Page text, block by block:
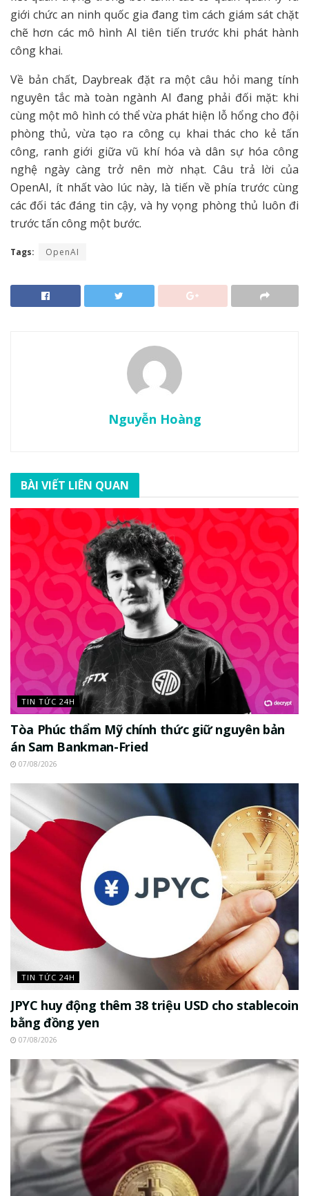
giới chức an ninh quốc gia đang tìm cách giám sát chặt
chẽ hơn các mô hình AI tiên tiến trước khi phát hành
công khai.
Về bản chất, Daybreak đặt ra một câu hỏi mang tính
nguyên tắc mà toàn ngành AI đang phải đối mặt: khi
cùng một mô hình có thể vừa phát hiện lỗ hổng cho đội
phòng thủ, vừa tạo ra công cụ khai thác cho kẻ tấn
công, ranh giới giữa vũ khí hóa và dân sự hóa công
nghệ ngày càng trở nên mờ nhạt. Câu trả lời của
OpenAI, ít nhất vào lúc này, là tiến về phía trước cùng
các đối tác đáng tin cậy, và hy vọng phòng thủ luôn đi
trước tấn công một bước.
Tags: OpenAI
Nguyễn Hoàng
BÀI VIẾT LIÊN QUAN
TIN TỨC 24H
Tòa Phúc thẩm Mỹ chính thức giữ nguyên bản
án Sam Bankman-Fried
07/08/2026
TIN TỨC 24H
JPYC huy động thêm 38 triệu USD cho stablecoin
bằng đồng yen
07/08/2026